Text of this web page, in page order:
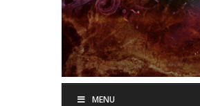
MENU